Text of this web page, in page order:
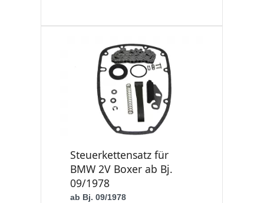
Steuerkettensatz für
BMW 2V Boxer ab Bj.
09/1978
ab Bj. 09/1978